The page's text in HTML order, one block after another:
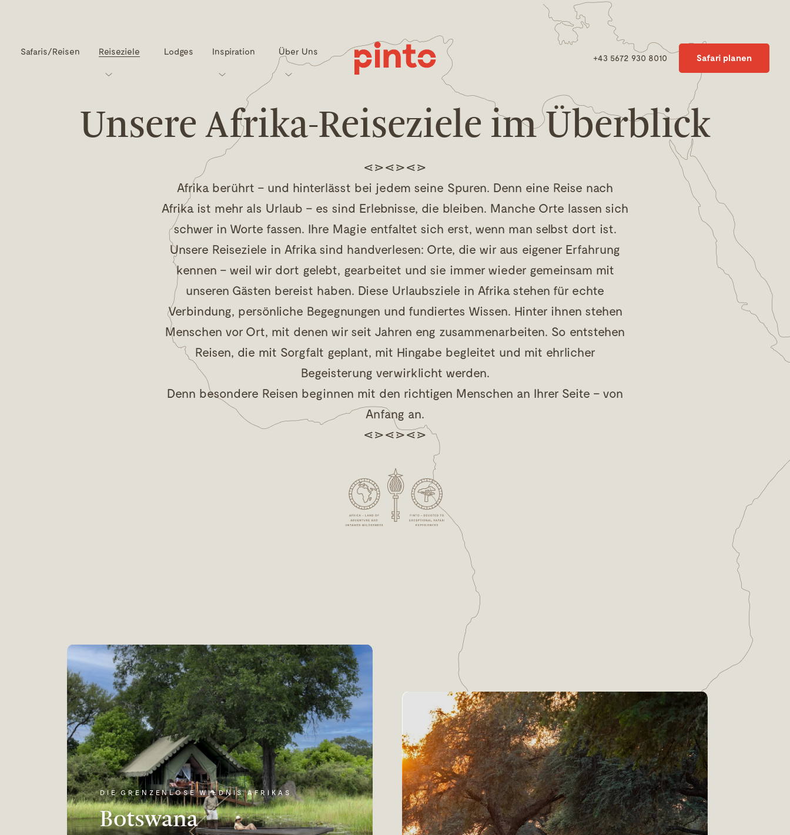
Safaris/Reisen Reiseziele Lodges Inspiration Über Uns
+43 5672 930 8010 Safari planen
Unsere Afrika-Reiseziele im Überblick
⋖⋗⋖⋗⋖⋗
Afrika berührt – und hinterlässt bei jedem seine Spuren. Denn eine Reise nach
Afrika ist mehr als Urlaub – es sind Erlebnisse, die bleiben. Manche Orte lassen sich
schwer in Worte fassen. Ihre Magie entfaltet sich erst, wenn man selbst dort ist.
Unsere Reiseziele in Afrika sind handverlesen: Orte, die wir aus eigener Erfahrung
kennen – weil wir dort gelebt, gearbeitet und sie immer wieder gemeinsam mit
unseren Gästen bereist haben. Diese Urlaubsziele in Afrika stehen für echte
Verbindung, persönliche Begegnungen und fundiertes Wissen. Hinter ihnen stehen
Menschen vor Ort, mit denen wir seit Jahren eng zusammenarbeiten. So entstehen
Reisen, die mit Sorgfalt geplant, mit Hingabe begleitet und mit ehrlicher
Begeisterung verwirklicht werden.
Denn besondere Reisen beginnen mit den richtigen Menschen an Ihrer Seite – von
Anfang an.
⋖⋗⋖⋗⋖⋗
DIE GRENZENLOSE WILDNIS AFRIKAS
Botswana